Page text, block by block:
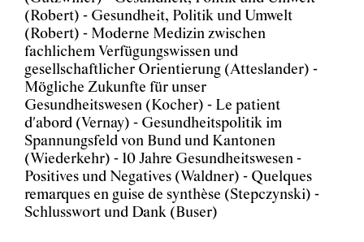
(Robert) - Gesundheit, Politik und Umwelt
(Robert) - Moderne Medizin zwischen
fachlichem Verfügungswissen und
gesellschaftlicher Orientierung (Atteslander) -
Mögliche Zukunfte für unser
Gesundheitswesen (Kocher) - Le patient
d'abord (Vernay) - Gesundheitspolitik im
Spannungsfeld von Bund und Kantonen
(Wiederkehr) - 10 Jahre Gesundheitswesen -
Positives und Negatives (Waldner) - Quelques
remarques en guise de synthèse (Stepczynski) -
Schlusswort und Dank (Buser)